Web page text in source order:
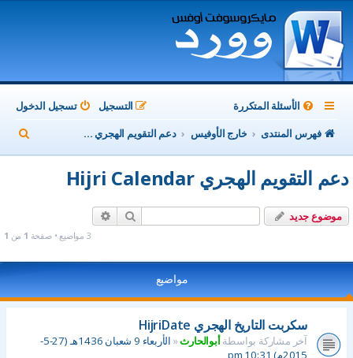
الأسئلة المتكررة تسجيل الدخول
التسجيل
فهرس المنتدى
خارج الأوفيس دعم التقويم الهجري Hijri Calendar
ح
دعم التقويم الهجري Hijri Calendar
موضوع جديد بحث
3 مواضيع • صفحة 1 من 1
مواضيع
سكربت التاريخ الهجري HijriDate
آخر مشاركة بواسطةأبوالحارث«
الأربعاء 9 شعبان 1436هـ (27-5-
2015م) 10:31 pm